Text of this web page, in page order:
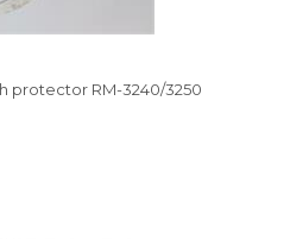
protector RM-3240/3250